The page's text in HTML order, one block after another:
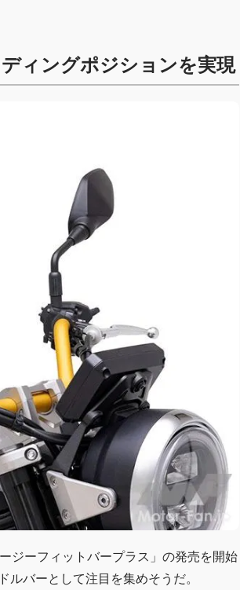
ィングポジションを実現
ジーフィットバープラス」の発売を開始
バーとして注目を集めそうだ。